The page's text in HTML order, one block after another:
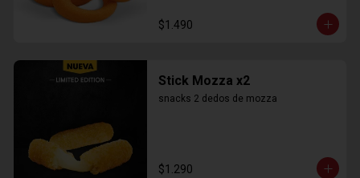
$1.490
Stick Mozza x2
snacks 2 dedos de mozza
$1.290